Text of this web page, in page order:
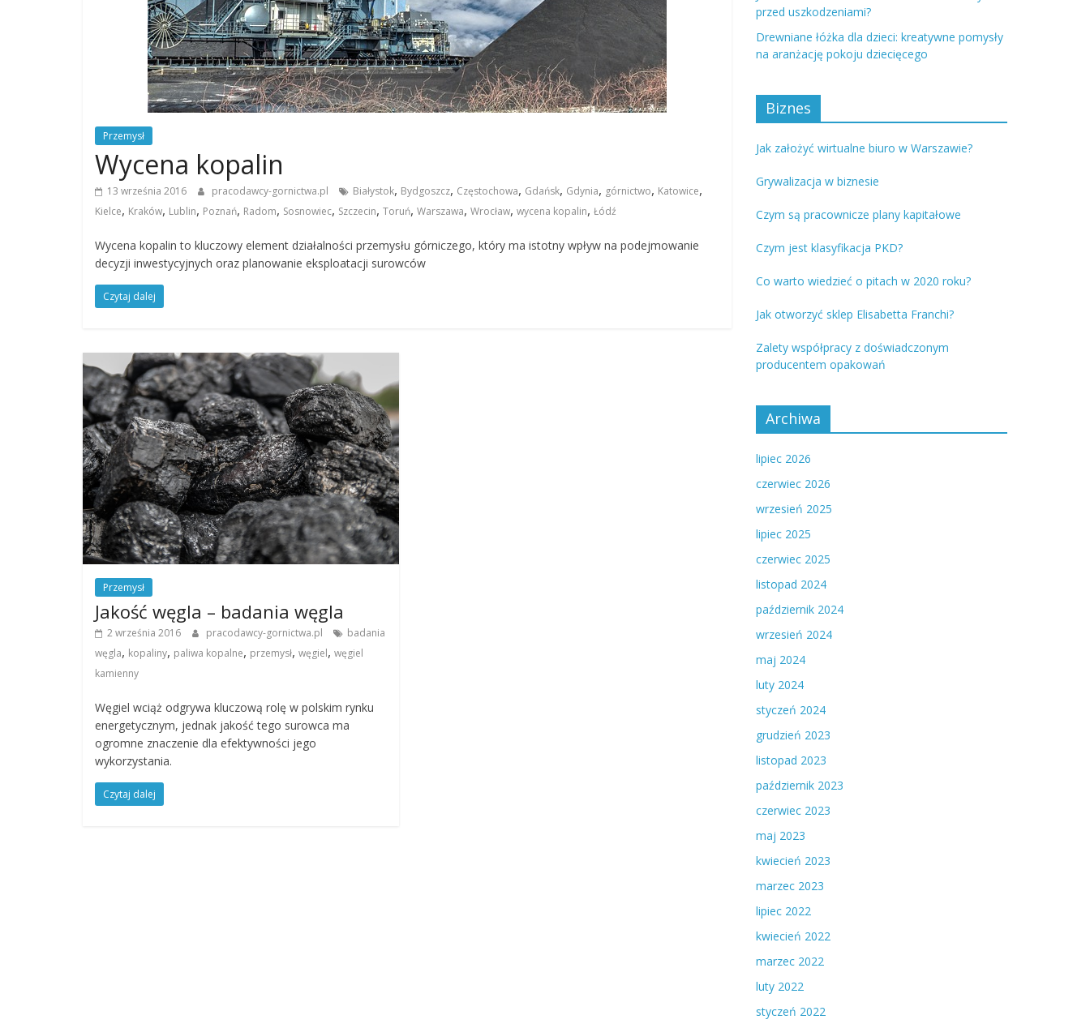
Przemysł
Wycena kopalin
13 września 2016 pracodawcy-gornictwa.pl Białystok, Bydgoszcz, Częstochowa, Gdańsk, Gdynia, górnictwo, Katowice,
Kielce, Kraków, Lublin, Poznań, Radom, Sosnowiec, Szczecin, Toruń, Warszawa, Wrocław, wycena kopalin, Łódź
Wycena kopalin to kluczowy element działalności przemysłu górniczego, który ma istotny wpływ na podejmowanie
decyzji inwestycyjnych oraz planowanie eksploatacji surowców
Czytaj dalej
Przemysł
Jakość węgla – badania węgla
2 września 2016 pracodawcy-gornictwa.pl
badania
węgla, kopaliny, paliwa kopalne, przemysł, węgiel, węgiel
kamienny
Węgiel wciąż odgrywa kluczową rolę w polskim rynku
energetycznym, jednak jakość tego surowca ma
ogromne znaczenie dla efektywności jego
wykorzystania.
Czytaj dalej
przed uszkodzeniami?
Drewniane łóżka dla dzieci: kreatywne pomysły
na aranżację pokoju dziecięcego
Biznes
Jak założyć wirtualne biuro w Warszawie?
Grywalizacja w biznesie
Czym są pracownicze plany kapitałowe
Czym jest klasyfikacja PKD?
Co warto wiedzieć o pitach w 2020 roku?
Jak otworzyć sklep Elisabetta Franchi?
Zalety współpracy z doświadczonym
producentem opakowań
Archiwa
lipiec 2026
czerwiec 2026
wrzesień 2025
lipiec 2025
czerwiec 2025
listopad 2024
październik 2024
wrzesień 2024
maj 2024
luty 2024
styczeń 2024
grudzień 2023
listopad 2023
październik 2023
czerwiec 2023
maj 2023
kwiecień 2023
marzec 2023
lipiec 2022
kwiecień 2022
marzec 2022
luty 2022
styczeń 2022